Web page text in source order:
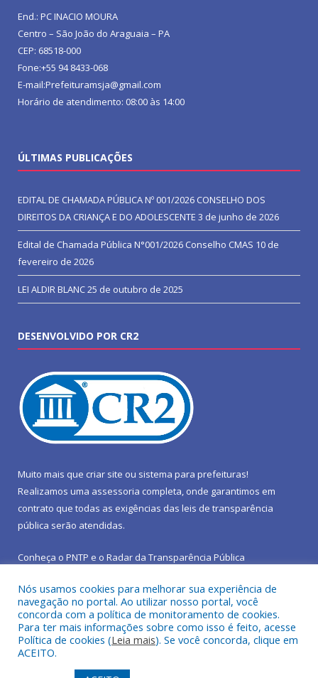
End.: PC INACIO MOURA
Centro – São João do Araguaia – PA
CEP: 68518-000
Fone:+55 94 8433-068
E-mail:Prefeituramsja@gmail.com
Horário de atendimento: 08:00 às 14:00
ÚLTIMAS PUBLICAÇÕES
EDITAL DE CHAMADA PÚBLICA Nº 001/2026 CONSELHO DOS
DIREITOS DA CRIANÇA E DO ADOLESCENTE 3 de junho de 2026
Edital de Chamada Pública N°001/2026 Conselho CMAS 10 de
fevereiro de 2026
LEI ALDIR BLANC25 de outubro de 2025
DESENVOLVIDO POR CR2
Muito mais que criar site ou sistema para prefeituras!
Realizamos uma assessoria completa, onde garantimos em
contrato que todas as exigências das leis de transparência
pública serão atendidas.
Conheça o PNTP e o Radar da Transparência Pública
Todos os direitos reservados a Prefeitura Municipal de São João
do Araguaia.
Nós usamos cookies para melhorar sua experiência de
navegação no portal. Ao utilizar nosso portal, você
concorda com a política de monitoramento de cookies.
Para ter mais informações sobre como isso é feito, acesse
Política de cookies (Leia mais). Se você concorda, clique em
ACEITO.